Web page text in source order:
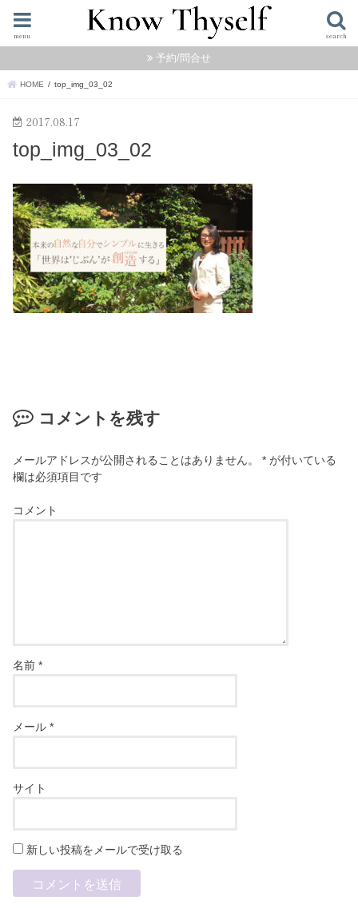
search
menu
予約/問合せ
HOME top_img_03_02
2017.08.17
top_img_03_02
コメントを残す
メールアドレスが公開されることはありません。 * が付いている
欄は必須項目です
コメント
名前*
メール*
サイト
新しい投稿をメールで受け取る